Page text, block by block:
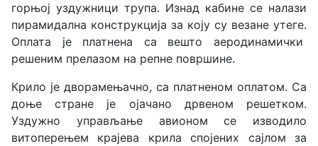
горњој уздужници трупа. Изнад кабине се налази
пирамидална конструкција за коју су везане утеге.
Оплата је платнена са вешто аеродинамички
решеним прелазом на репне површине.
Крило је дворамењачно, са платненом оплатом. Са
доње стране је ојачано дрвеном решетком.
Уздужно управљање авионом се изводило
витоперењем крајева крила спојених сајлом за